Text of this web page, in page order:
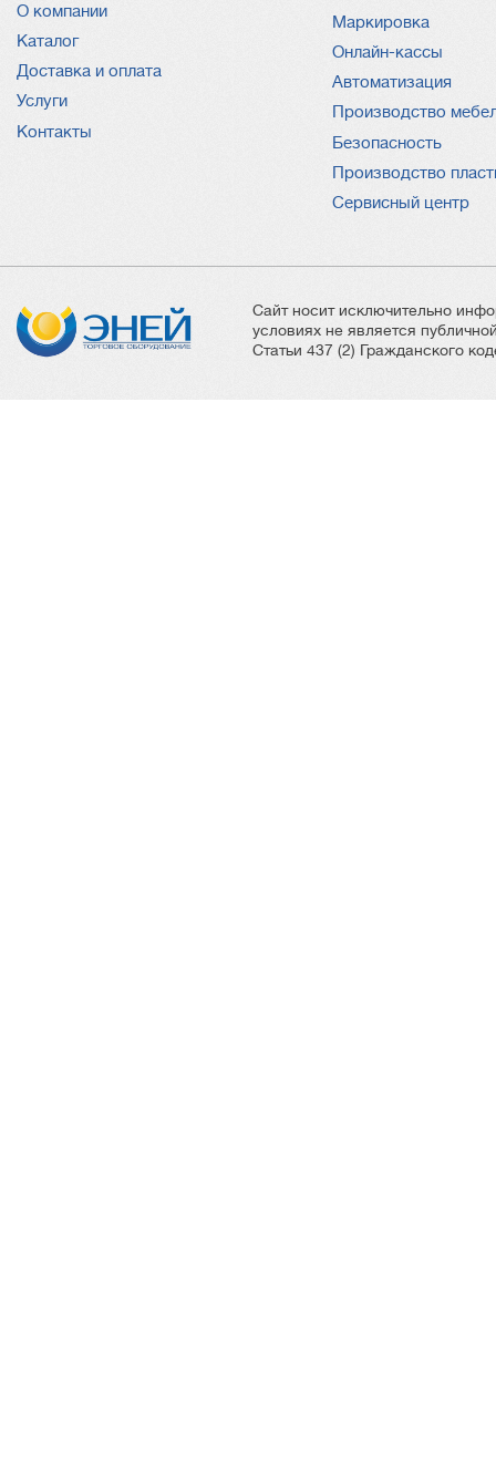
О компании
Каталог
Доставка и оплата
Услуги
Контакты
Услуги
Маркировка
Онлайн-кассы
Автоматизация
Производство
Безопасность
Производство
Сервисный центр
Сайт носит исключительно
условиях не является
Статьи 437 (2) Гражданского